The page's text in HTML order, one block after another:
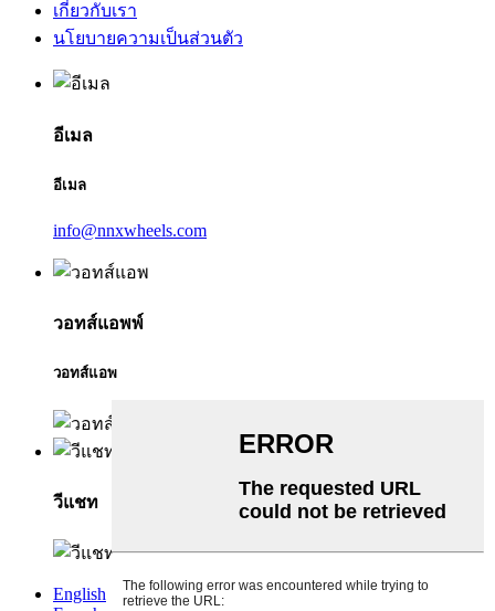
เกี่ยวกับเรา
นโยบายความเป็นส่วนตัว
อีเมล
อีเมล
info@nnxwheels.com
วอทส์แอพพ์
วอทส์แอพ
วีแชท
English